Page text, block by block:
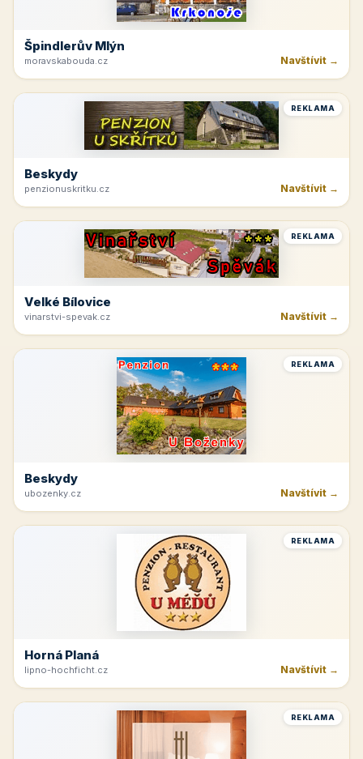
Špindlerův Mlýn
moravskabouda.cz Navštívit →
REKLAMA
Beskydy
penzionuskritku.cz Navštívit →
REKLAMA
Velké Bílovice
vinarstvi-spevak.cz Navštívit →
REKLAMA
Beskydy
ubozenky.cz Navštívit →
REKLAMA
Horná Planá
lipno-hochficht.cz Navštívit →
REKLAMA